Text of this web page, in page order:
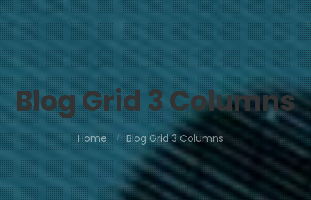
Blog Grid 3 Columns
Home Blog Grid 3 Columns